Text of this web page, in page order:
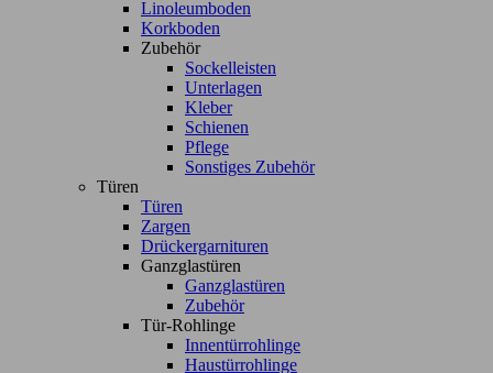
Linoleumboden
Korkboden
Zubehör
Sockelleisten
Unterlagen
Kleber
Schienen
Pflege
Sonstiges Zubehör
Türen
Türen
Zargen
Drückergarnituren
Ganzglastüren
Ganzglastüren
Zubehör
Tür-Rohlinge
Innentürrohlinge
Haustürrohlinge